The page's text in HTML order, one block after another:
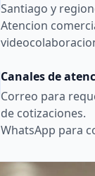
Santiago y
Atencion
Canales de
Correo para
de cotizaciones.
WhatsApp para